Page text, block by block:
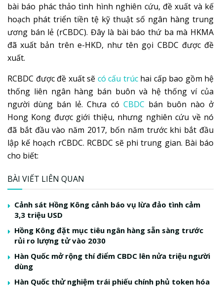
bài báo phác thảo tình hình nghiên cứu, đề xuất và kế
hoạch phát triển tiền tệ kỹ thuật số ngân hàng trung
ương bán lẻ (rCBDC). Đây là bài báo thứ ba mà HKMA
đã xuất bản trên e-HKD, như tên gọi CBDC được đề
xuất.
RCBDC được đề xuất sẽ có cấu trúchai cấp bao gồm hệ
thống liên ngân hàng bán buôn và hệ thống ví của
người dùng bán lẻ. Chưa có CBDC bán buôn nào ở
Hong Kong được giới thiệu, nhưng nghiên cứu về nó
đã bắt đầu vào năm 2017, bốn năm trước khi bắt đầu
lập kế hoạch rCBDC. RCBDC sẽ phi trung gian. Bài báo
cho biết:
BÀI VIẾT LIÊN QUAN
Cảnh sát Hồng Kông cảnh báo vụ lừa đảo tình cảm
3,3 triệu USD
Hồng Kông đặt mục tiêu ngân hàng sẵn sàng trước
rủi ro lượng tử vào 2030
Hàn Quốc mở rộng thí điểm CBDC lên nửa triệu người
dùng
Hàn Quốc thử nghiệm trái phiếu chính phủ token hóa